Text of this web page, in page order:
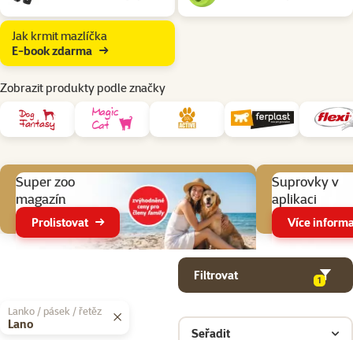
Jak krmit mazlíčka
E-book zdarma
Zobrazit produkty podle značky
Super zoo
magazín
Prolistovat
Suprovky v
aplikaci
Více
Filtrovat
1
Lanko / pásek / řetěz
Lano
Seřadit
Produkty v kategorii Pomůcky pro venčení psa